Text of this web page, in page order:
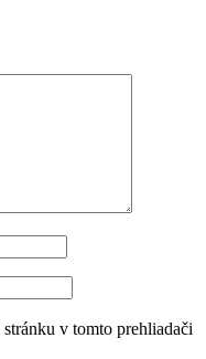
v tomto prehliadači